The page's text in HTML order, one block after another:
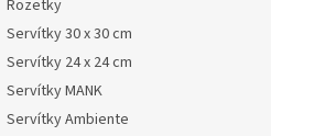
Rozetky
Servítky 30 x 30 cm
Servítky 24 x 24 cm
Servítky MANK
Servítky Ambiente